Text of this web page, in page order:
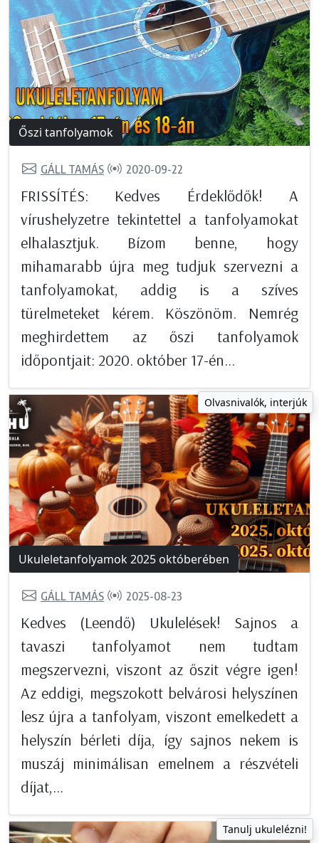
Őszi tanfolyamok
GÁLL TAMÁS 2020-09-22
FRISSÍTÉS: Kedves Érdeklődők! A
vírushelyzetre tekintettel a tanfolyamokat
elhalasztjuk. Bízom benne, hogy
mihamarabb újra meg tudjuk szervezni a
tanfolyamokat, addig is a szíves
türelmeteket kérem. Köszönöm. Nemrég
meghirdettem az őszi tanfolyamok
időpontjait: 2020. október 17-én...
Olvasnivalók, interjúk
Ukuleletanfolyamok 2025 októberében
GÁLL TAMÁS 2025-08-23
Kedves (Leendő) Ukulelések! Sajnos a
tavaszi tanfolyamot nem tudtam
megszervezni, viszont az őszit végre igen!
Az eddigi, megszokott belvárosi helyszínen
lesz újra a tanfolyam, viszont emelkedett a
helyszín bérleti díja, így sajnos nekem is
muszáj minimálisan emelnem a részvételi
díjat,...
Tanulj ukulelézni!